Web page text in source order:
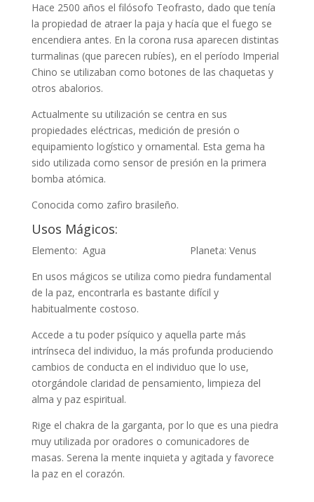
Hace 2500 años el filósofo Teofrasto, dado que tenía
la propiedad de atraer la paja y hacía que el fuego se
encendiera antes. En la corona rusa aparecen distintas
turmalinas (que parecen rubíes), en el período Imperial
Chino se utilizaban como botones de las chaquetas y
otros abalorios.
Actualmente su utilización se centra en sus
propiedades eléctricas, medición de presión o
equipamiento logístico y ornamental. Esta gema ha
sido utilizada como sensor de presión en la primera
bomba atómica.
Conocida como zafiro brasileño.
Usos Mágicos:
Elemento: Agua Planeta: Venus
En usos mágicos se utiliza como piedra fundamental
de la paz, encontrarla es bastante difícil y
habitualmente costoso.
Accede a tu poder psíquico y aquella parte más
intrínseca del individuo, la más profunda produciendo
cambios de conducta en el individuo que lo use,
otorgándole claridad de pensamiento, limpieza del
alma y paz espiritual.
Rige el chakra de la garganta, por lo que es una piedra
muy utilizada por oradores o comunicadores de
masas. Serena la mente inquieta y agitada y favorece
la paz en el corazón.